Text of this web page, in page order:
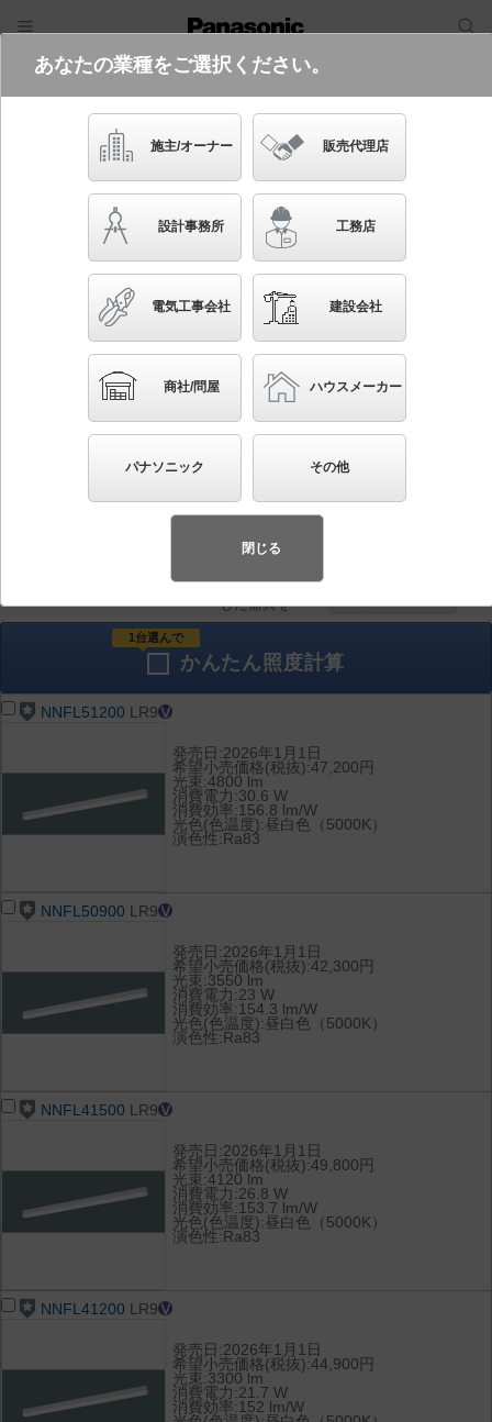
電気・建築設備（ビジネス）
照明器具検索
品番・キーワード
関連商品検索 壁直付型以外のベースライト
条件を選び直す
327件 ◀ 1/33▼ ▶
各種データ
チェック
した器具を
1台選んで
かんたん 照度計算
NNFL51200 LR9
発売日:2026年1月1日
希望小売価格(税抜):47,200円
光束:4800 lm
消費電力:30.6 W
消費効率:156.8 lm/W
光色(色温度):昼白色（5000K）
演色性:Ra83
NNFL50900 LR9
発売日:2026年1月1日
希望小売価格(税抜):42,300円
光束:3550 lm
消費電力:23 W
消費効率:154.3 lm/W
光色(色温度):昼白色（5000K）
演色性:Ra83
NNFL41500 LR9
発売日:2026年1月1日
希望小売価格(税抜):49,800円
光束:4120 lm
消費電力:26.8 W
消費効率:153.7 lm/W
光色(色温度):昼白色（5000K）
演色性:Ra83
NNFL41200 LR9
発売日:2026年1月1日
希望小売価格(税抜):44,900円
光束:3300 lm
消費電力:21.7 W
消費効率:152 lm/W
あなたの業種をご選択ください。
施主/オーナー 販売代理店
設計事務所 工務店
電気工事会社 建設会社
商社/問屋 ハウスメーカー
パナソニック その他
閉じる